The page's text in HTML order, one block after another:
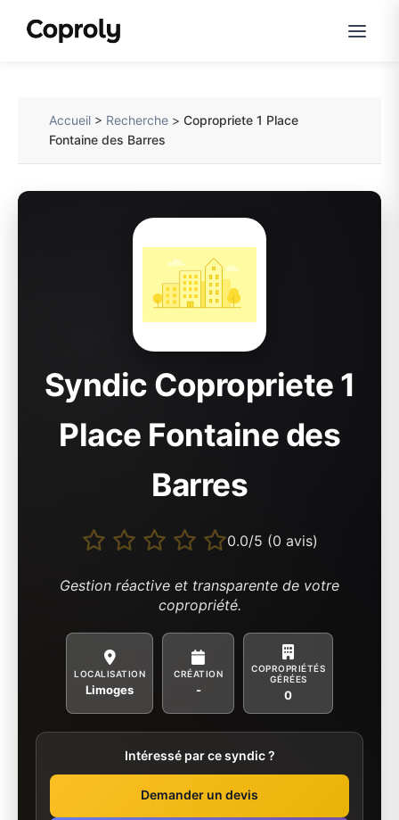
Accueil > Recherche >Copropriete 1 Place
Fontaine des Barres
Syndic Copropriete 1
Place Fontaine des
Barres
0.0/5 (0 avis)
Gestion réactive et transparente de votre
copropriété.
LOCALISATION
Limoges
CRÉATION
-
COPROPRIÉTÉS
GÉRÉES
0
Intéressé par ce syndic ?
Demander un devis